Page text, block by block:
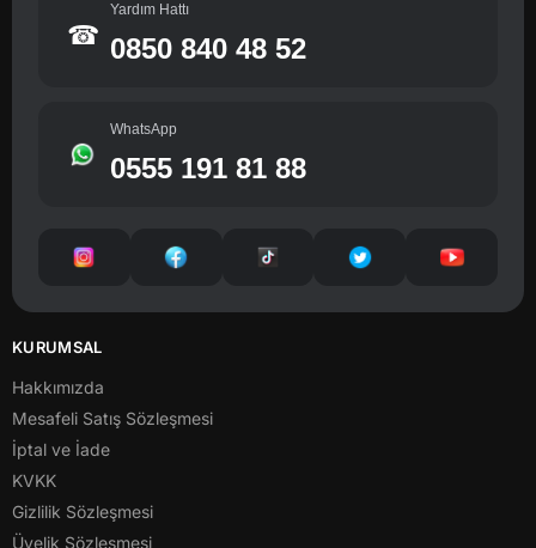
☎
Yardım Hattı
0850 840 48 52
WhatsApp
0555 191 81 88
KURUMSAL
Hakkımızda
Mesafeli Satış Sözleşmesi
İptal ve İade
KVKK
Gizlilik Sözleşmesi
Üyelik Sözleşmesi